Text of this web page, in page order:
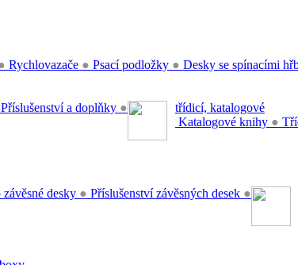
Rychlovazače ● Psací podložky ● Desky se spínacími
Příslušenství a doplňky ●
třídicí, katalogové
Katalogové knihy ●
desky ● Příslušenství závěsných desek ●